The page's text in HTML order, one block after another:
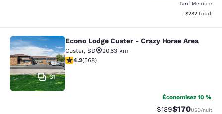
Tarif Membre
Afficher les
$282 total
Econo Lodge Custer - Crazy Horse
31
Econo Lodge Custer - Crazy Horse Area
Custer, SD
20.63 km
4.24 étoiles. Excellent. 568 commentaires
4.2(568)
Économisez 10 %
Tarif barré :
$189Tarif réduit :
$170USD/nuit